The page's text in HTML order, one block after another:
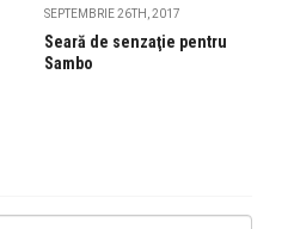
SEPTEMBRIE 26TH, 2017
Seară de senzaţie pentru
Sambo